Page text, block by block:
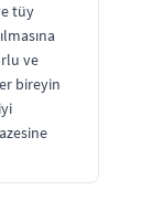
tüy
ve
bireyin